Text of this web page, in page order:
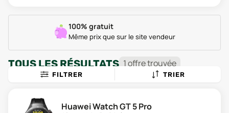
100% gratuit
Même prix que sur le site vendeur
TOUS LES RÉSULTATS 1offretrouvée
FILTRER TRIER
Huawei Watch GT 5 Pro